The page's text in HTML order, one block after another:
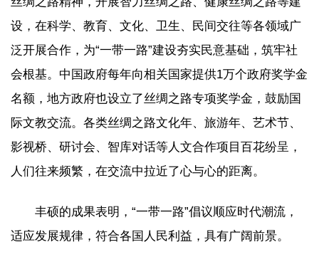
设，在科学、教育、文化、卫生、民间交往等各领域广
泛开展合作，为“一带一路”建设夯实民意基础，筑牢社
会根基。中国政府每年向相关国家提供1万个政府奖学金
名额，地方政府也设立了丝绸之路专项奖学金，鼓励国
际文教交流。各类丝绸之路文化年、旅游年、艺术节、
影视桥、研讨会、智库对话等人文合作项目百花纷呈，
人们往来频繁，在交流中拉近了心与心的距离。
丰硕的成果表明，“一带一路”倡议顺应时代潮流，
适应发展规律，符合各国人民利益，具有广阔前景。